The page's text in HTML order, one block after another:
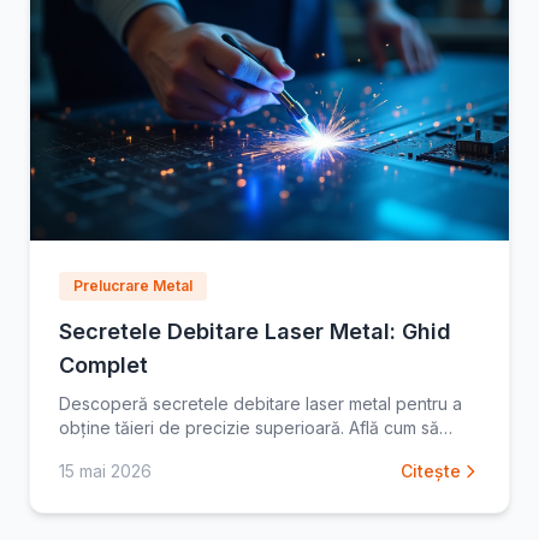
Prelucrare Metal
Secretele Debitare Laser Metal: Ghid
Complet
Descoperă secretele debitare laser metal pentru a
obține tăieri de precizie superioară. Află cum să
Citește
15 mai 2026 Citește